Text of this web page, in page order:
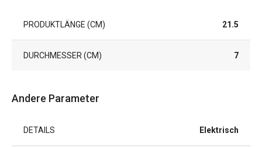
PRODUKTLÄNGE (CM) 21.5
DURCHMESSER (CM) 7
Andere Parameter
DETAILS Elektrisch